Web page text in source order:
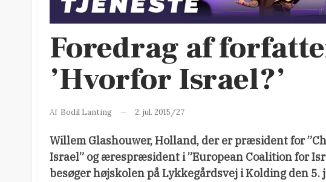
Foredrag af
’Hvorfor Israel?’
Af Bodil Lanting 2. jul. 2015/27
Willem Glashouwer, Holland, der er præsident for
Israel” og ærespræsident i ”European Coalition for
besøger højskolen på Lykkegårdsvej i Kolding den 5.